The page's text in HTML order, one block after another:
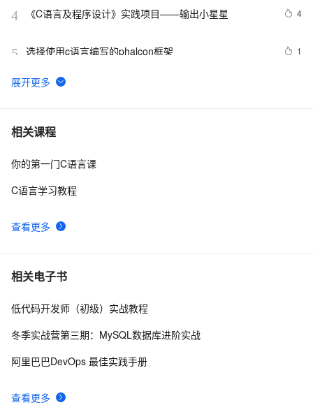
4 《C语言及程序设计》实践项目——输出小星星 4
5 选择使用c语言编写的phalcon框架 1
6 C与C++《精通Unix下C语言与项目实践》读书笔记（8）
7 C语言杂谈——静态函数
8 C语言例题5：
教学平台习题）【合集】
相关课程
查看更多
你的第一门C语言课
C语言学习教程
相关电子书
查看更多
低代码开发师（初级）实战教程
冬季实战营第三期：MySQL数据库进阶实战
阿里巴巴DevOps 最佳实践手册